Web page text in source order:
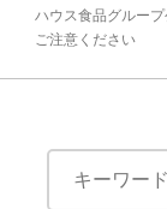
ハウス食品グルー
ご注意ください